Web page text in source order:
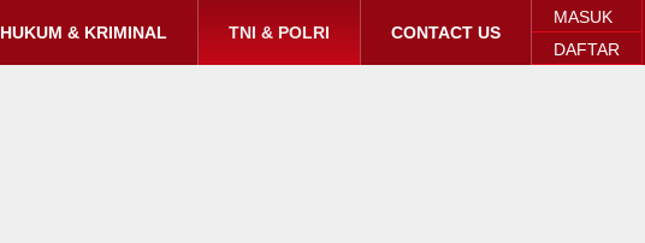
MASUK
DAFTAR
HUKUM & KRIMINAL TNI & POLRI CONTACT US